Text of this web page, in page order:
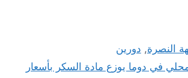
النصرة, دورين
في دوما يوزع مادة السكر بأسعار